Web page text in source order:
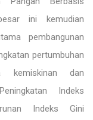
ini kemudian
pembangunan
pertumbuhan
kemiskinan dan
Indeks
Indeks Gini